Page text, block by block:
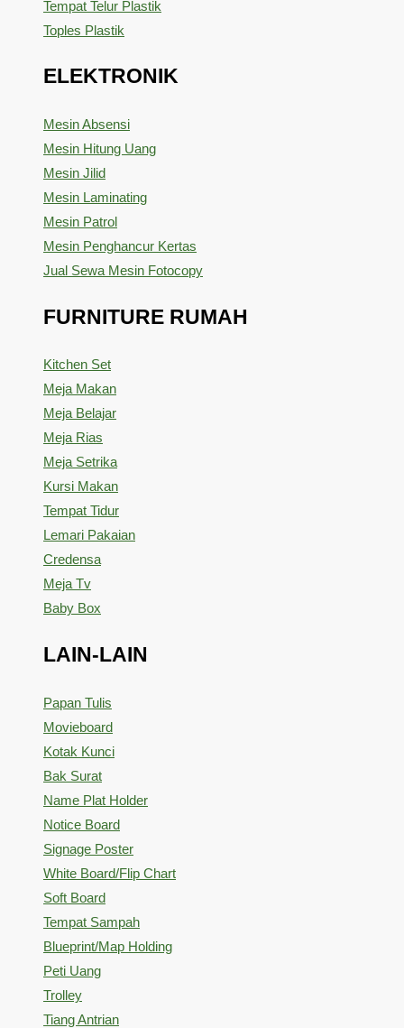
Tempat Telur Plastik
Toples Plastik
ELEKTRONIK
Mesin Absensi
Mesin Hitung Uang
Mesin Jilid
Mesin Laminating
Mesin Patrol
Mesin Penghancur Kertas
Jual Sewa Mesin Fotocopy
FURNITURE RUMAH
Kitchen Set
Meja Makan
Meja Belajar
Meja Rias
Meja Setrika
Kursi Makan
Tempat Tidur
Lemari Pakaian
Credensa
Meja Tv
Baby Box
LAIN-LAIN
Papan Tulis
Movieboard
Kotak Kunci
Bak Surat
Name Plat Holder
Notice Board
Signage Poster
White Board/Flip Chart
Soft Board
Tempat Sampah
Blueprint/Map Holding
Peti Uang
Trolley
Tiang Antrian